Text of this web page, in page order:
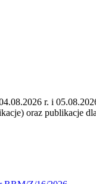
r. i
oraz publikacje